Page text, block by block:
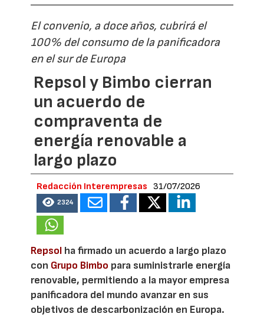
El convenio, a doce años, cubrirá el
100% del consumo de la panificadora
en el sur de Europa
Repsol y Bimbo cierran
un acuerdo de
compraventa de
energía renovable a
largo plazo
Redacción Interempresas 31/07/2026
2324
Repsol ha firmado un acuerdo a largo plazo
con Grupo Bimbo para suministrarle energía
renovable, permitiendo a la mayor empresa
panificadora del mundo avanzar en sus
objetivos de descarbonización en Europa.